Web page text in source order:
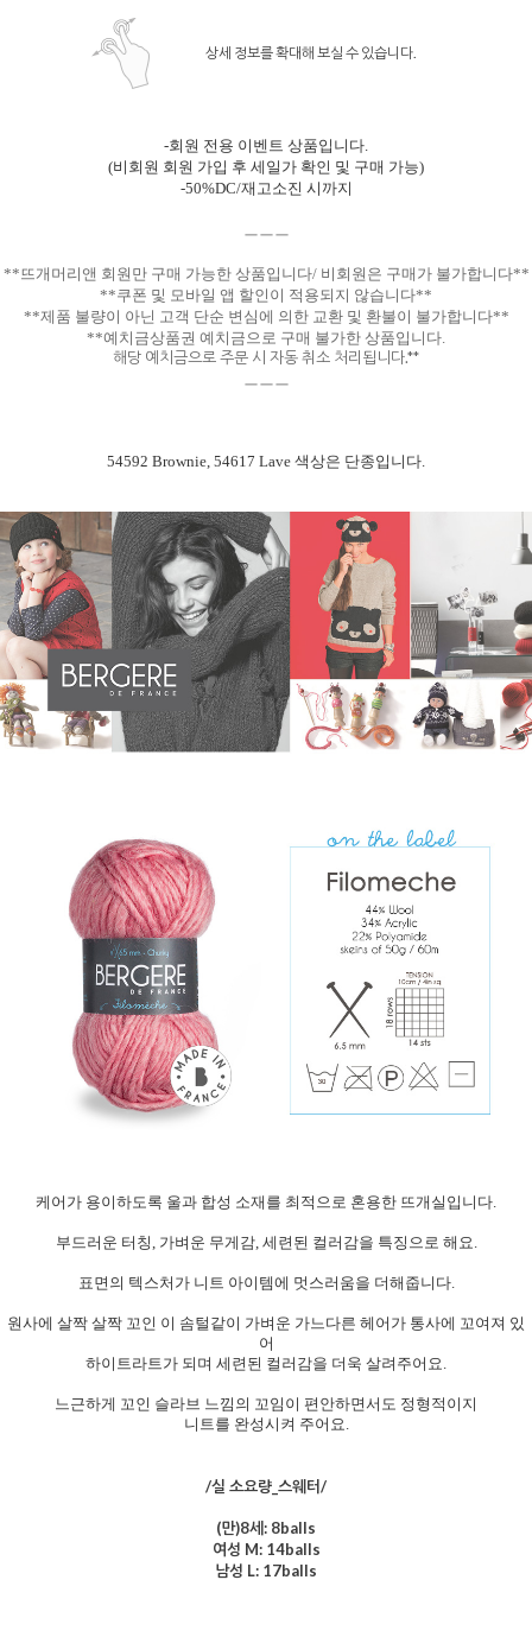
상세 정보를 확대해 보실 수 있습니다.
-회원 전용 이벤트 상품입니다.
(비회원 회원 가입 후 세일가 확인 및 구매 가능)
-50%DC/재고소진 시까지
ㅡㅡㅡ
**뜨개머리앤 회원만 구매 가능한 상품입니다/ 비회원은 구매가 불가합니다**
**쿠폰 및 모바일 앱 할인이 적용되지 않습니다**
**제품 불량이 아닌 고객 단순 변심에 의한 교환 및 환불이 불가합니다**
**예치금상품권 예치금으로 구매 불가한 상품입니다.
해당 예치금으로 주문 시 자동 취소 처리됩니다.**
ㅡㅡㅡ
54592 Brownie, 54617 Lave 색상은 단종입니다.
케어가 용이하도록 울과 합성 소재를 최적으로 혼용한 뜨개실입니다.
부드러운 터칭, 가벼운 무게감, 세련된 컬러감을 특징으로 해요.
표면의 텍스처가 니트 아이템에 멋스러움을 더해줍니다.
원사에 살짝 살짝 꼬인 이 솜털같이 가벼운 가느다른 헤어가 통사에 꼬여져 있
어
하이트라트가 되며 세련된 컬러감을 더욱 살려주어요.
느근하게 꼬인 슬라브 느낌의 꼬임이 편안하면서도 정형적이지
니트를 완성시켜 주어요.
/실 소요량_스웨터/
(만)8세: 8balls
여성 M: 14balls
남성 L: 17balls